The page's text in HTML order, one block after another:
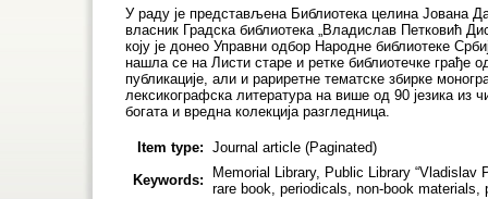
У раду је представљена Библиотека целина Јована
власник Градска библиотека „Владислав Петковић
коју је донео Управни одбор Народне библиотеке
нашла се на Листи старе и ретке библиотечке грађе
публикације, али и рариретне тематске збирке
лексикографска литература на више од 90 језика из
богата и вредна колекција разгледница.
Item type: Journal article (Paginated)
Keywords:
Memorial Library, Public Library
rare book, periodicals, non-book materials,